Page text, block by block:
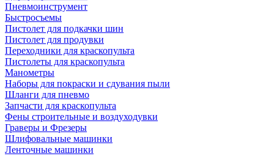
Пневмоинструмент
Быстросъемы
Пистолет для подкачки шин
Пистолет для продувки
Переходники для краскопульта
Пистолеты для краскопульта
Манометры
Наборы для покраски и сдувания пыли
Шланги для пневмо
Запчасти для краскопульта
Фены строительные и воздуходувки
Граверы и Фрезеры
Шлифовальные машинки
Ленточные машинки